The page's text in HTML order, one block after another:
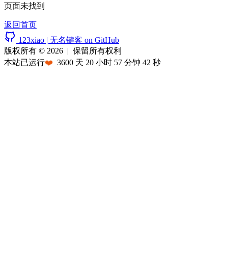
页面未找到
返回首页
123xiao | 无名键客 on GitHub
版权所有 © 2026 | 保留所有权利
本站已运行❤️ 3600 天 20 小时 57 分钟 42 秒